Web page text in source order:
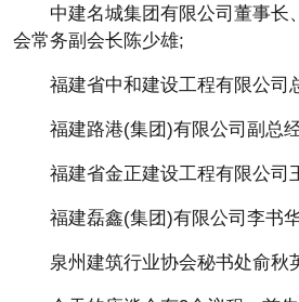
中建名城集团有限公司董事长
会常务副会长陈少雄;
福建省中和建设工程有限公司
福建路港(集团)有限公司副总
福建省金正建设工程有限公司
福建磊鑫(集团)有限公司李书
泉州建筑行业协会秘书处俞秋